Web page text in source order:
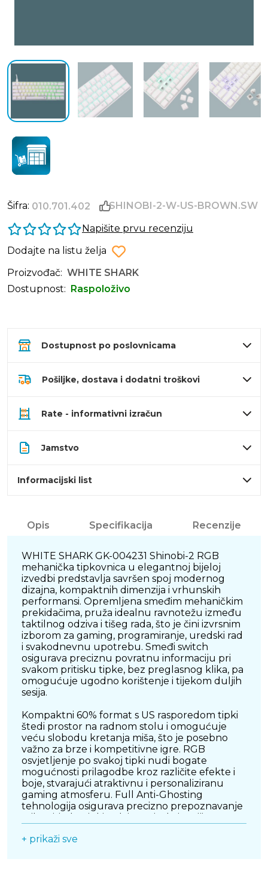
Šifra: 010.701.402
SHINOBI-2-W-US-BROWN.SW
Napišite prvu recenziju
Dodajte na listu želja
Proizvođač: WHITE SHARK
Dostupnost:
Raspoloživo
Dostupnost po poslovnicama
Pošiljke, dostava i dodatni troškovi
Rate - informativni izračun
Jamstvo
Informacijski list
Opis Specifikacija Recenzije
WHITE SHARK GK-004231 Shinobi-2 RGB
mehanička tipkovnica u elegantnoj bijeloj
izvedbi predstavlja savršen spoj modernog
dizajna, kompaktnih dimenzija i vrhunskih
performansi. Opremljena smeđim mehaničkim
prekidačima, pruža idealnu ravnotežu između
taktilnog odziva i tišeg rada, što je čini izvrsnim
izborom za gaming, programiranje, uredski rad
i svakodnevnu upotrebu. Smeđi switch
osigurava preciznu povratnu informaciju pri
svakom pritisku tipke, bez preglasnog klika, pa
omogućuje ugodno korištenje i tijekom duljih
sesija.
Kompaktni 60% format s US rasporedom tipki
štedi prostor na radnom stolu i omogućuje
veću slobodu kretanja miša, što je posebno
važno za brze i kompetitivne igre. RGB
osvjetljenje po svakoj tipki nudi bogate
mogućnosti prilagodbe kroz različite efekte i
boje, stvarajući atraktivnu i personaliziranu
gaming atmosferu. Full Anti-Ghosting
tehnologija osigurava precizno prepoznavanje
istovremeno. Hot-Swap podrška omogućuje
+ prikaži sve